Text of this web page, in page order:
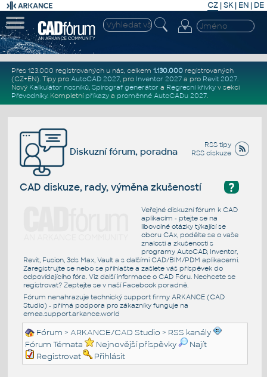
CZ | SK| EN | DE
Přes 123.000 registrovaných u nás, celkem 1.130.000registrovaných
(CZ+EN). Tipy pro AutoCAD 2027, pro Inventor 2027a pro Revit 2027.
Nový Kalkulátor nosníků, Spirograf generátor a Regresní křivkyv sekci
Převodníky. Kompletní příkazya proměnné AutoCADu 2027.
RSS tipy
RSS diskuze
Diskuzní fórum, poradna
?
CAD diskuze, rady, výměna zkušeností
Veřejné diskuzní fórum k CAD
aplikacím - ptejte se na
libovolné otázky týkající se
oboru CAx, podělte se o vaše
znalosti a zkušenosti s
programy AutoCAD, Inventor,
Revit, Fusion, 3ds Max, Vault a s dalšími CAD/BIM/PDM aplikacemi.
Zaregistrujte se nebo se přihlašte a zašlete váš příspěvek do
odpovídajícího fóra. Viz další informace o CAD Fóru. Nechcete se
registrovat? Zeptejte se v naší Facebook poradně.
Fórum nenahrazuje technický support firmy ARKANCE (CAD
Studio) - přímá podpora pro zákazníky funguje na
emea.support.arkance.world
Fórum >ARKANCE/CAD Studio > RSS kanály
Fórum Témata
Nejnovější příspěvky
Najít
Registrovat
Přihlásit